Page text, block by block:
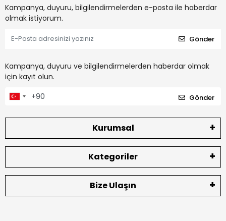
Kampanya, duyuru, bilgilendirmelerden e-posta ile haberdar
olmak istiyorum.
Gönder
Kampanya, duyuru ve bilgilendirmelerden haberdar olmak
için kayıt olun.
Gönder
Kurumsal
Kategoriler
Bize Ulaşın